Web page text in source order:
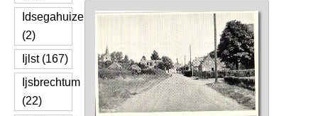
Idsegahuizen
(2)
Ijlst (167)
Ijsbrechtum
(22)